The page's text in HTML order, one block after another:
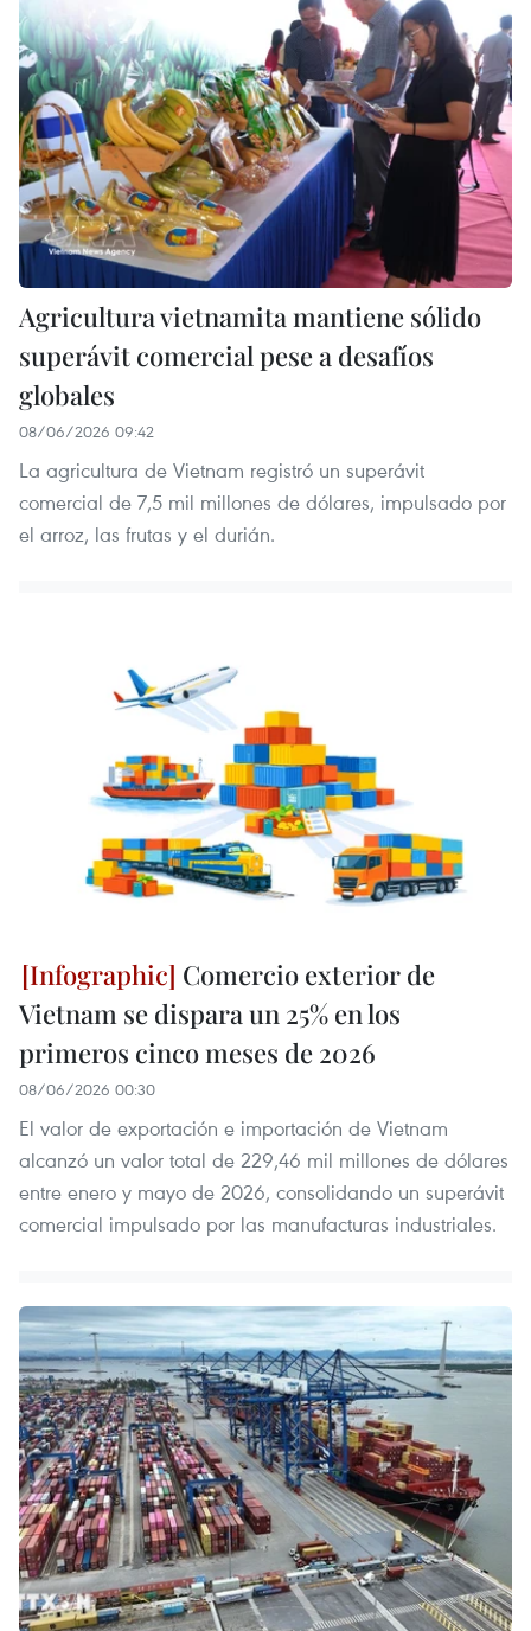
Agricultura vietnamita mantiene sólido
superávit comercial pese a desafíos
globales
08/06/2026 09:42
La agricultura de Vietnam registró un superávit
comercial de 7,5 mil millones de dólares, impulsado por
el arroz, las frutas y el durián.
Comercio exterior de
Vietnam se dispara un 25% en los
primeros cinco meses de 2026
08/06/2026 00:30
El valor de exportación e importación de Vietnam
alcanzó un valor total de 229,46 mil millones de dólares
entre enero y mayo de 2026, consolidando un superávit
comercial impulsado por las manufacturas industriales.